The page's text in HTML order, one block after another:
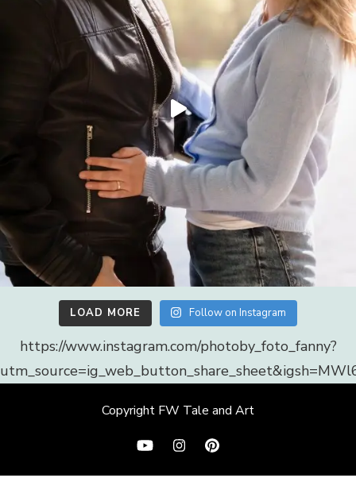
LOAD MORE Follow on Instagram
https://www.instagram.com/photoby_foto_fanny?
Copyright FW Tale and Art